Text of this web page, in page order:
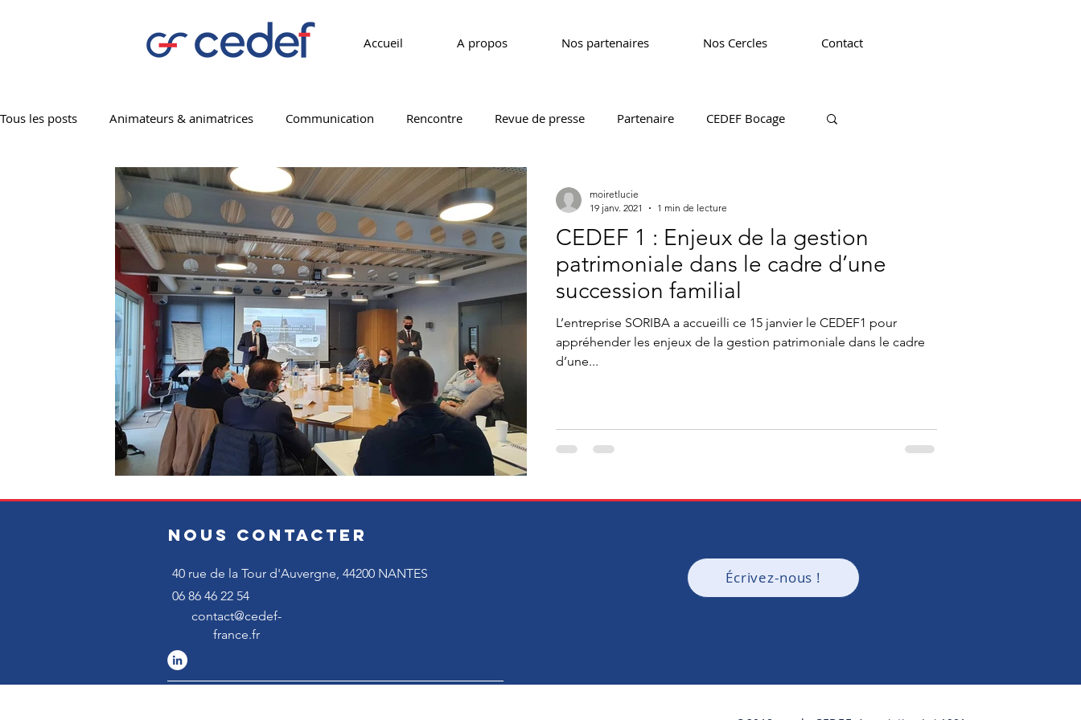
Accueil A propos Nos partenaires Nos Cercles Contact
Tous les posts Animateurs & animatrices Communication Rencontre Revue de presse Partenaire CEDEF Bocage
CEDEF 17 CEDEF 29 CEDEF 35 CEDEF 40 CEDEF 44
CEDEF 72 CEDEF 85
CEDEF 1 : Enjeux de la gestion
patrimoniale dans le cadre d’une
succession familial
L’entreprise SORIBA a accueilli ce 15 janvier le CEDEF1 pour
appréhender les enjeux de la gestion patrimoniale dans le cadre
d’une...
moiretlucie
19 janv. 2021
1 min de lecture
NOUS CONTACTER
40 rue de la Tour d'Auvergne, 44200 NANTES
06 86 46 22 54
Écrivez-nous !
contact@cedef-
france.fr